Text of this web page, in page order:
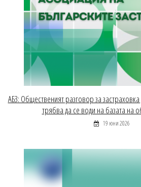
АБЗ: Общественият разговор за
трябва да се води на базата на
19 юни 2026